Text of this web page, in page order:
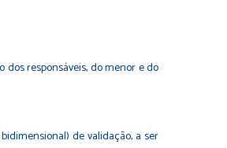
responsáveis, do menor e do
de validação, a ser